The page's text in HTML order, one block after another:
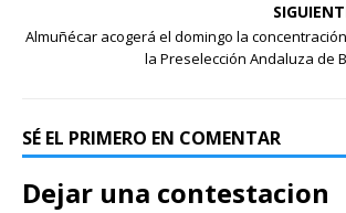
Almuñécar acogerá el domingo la
la Preselección Andaluza de
SÉ EL PRIMERO EN COMENTAR
Dejar una contestacion